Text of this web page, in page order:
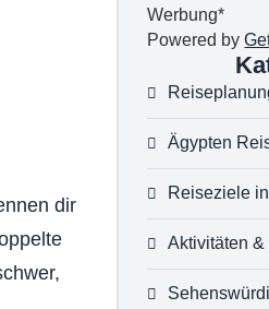
dir
Werbung*
Powered by
Ägypten
Reiseziele
Aktivitäten